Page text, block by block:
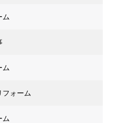
ム
ム
フォーム
ム